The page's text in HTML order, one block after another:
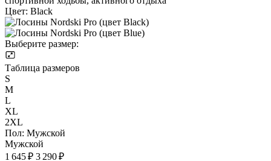
Цвет: Black
Выберите размер:
Таблица размеров
S
M
L
XL
2XL
Пол: Мужской
Мужской
1 645 ₽ 3 290 ₽